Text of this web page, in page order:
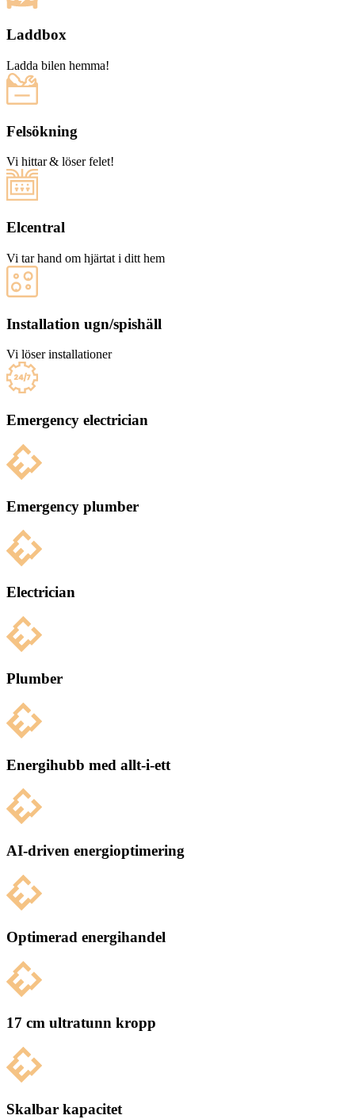
Laddbox
Ladda bilen hemma!
Felsökning
Vi hittar & löser felet!
Elcentral
Vi tar hand om hjärtat i ditt hem
Installation ugn/spishäll
Vi löser installationer
Emergency electrician
Emergency plumber
Electrician
Plumber
Energihubb med allt-i-ett
AI-driven energioptimering
Optimerad energihandel
17 cm ultratunn kropp
Skalbar kapacitet